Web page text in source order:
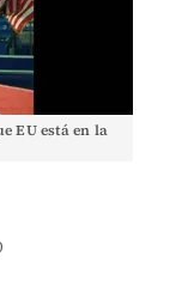
EU está en la